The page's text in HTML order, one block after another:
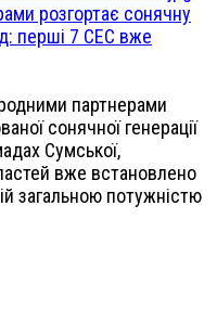
розгортає сонячну
перші 7 СЕС вже
партнерами
сонячної генерації
Сумської,
вже встановлено
загальною потужністю